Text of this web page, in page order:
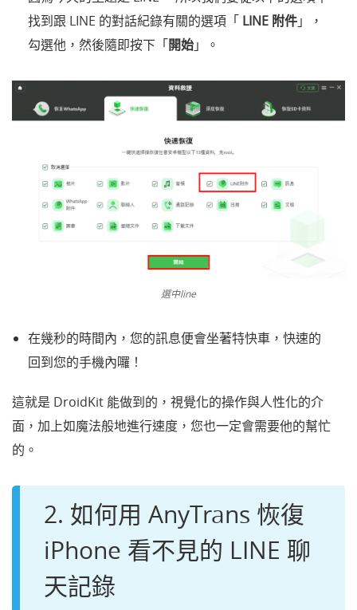
找到跟 LINE 的對話紀錄有關的選項「 LINE 附件」，
勾選他，然後隨即按下「開始」。
選中line
在幾秒的時間內，您的訊息便會坐著特快車，快速的
回到您的手機內囉！
這就是 DroidKit 能做到的，視覺化的操作與人性化的介
面，加上如魔法般地進行速度，您也一定會需要他的幫忙
的。
2. 如何用 AnyTrans 恢復
iPhone 看不見的 LINE 聊
天記錄